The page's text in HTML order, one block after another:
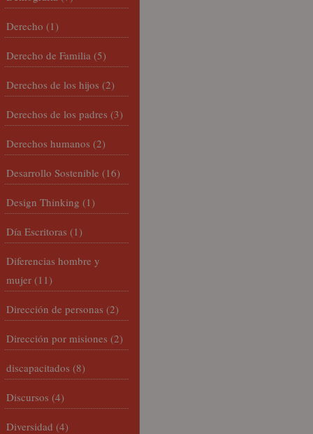
Derecho (1)
Derecho de Familia (5)
Derechos de los hijos (2)
Derechos de los padres (3)
Derechos humanos (2)
Desarrollo Sostenible (16)
Design Thinking (1)
Día Escritoras (1)
Diferencias hombre y
mujer (11)
Dirección de personas (2)
Dirección por misiones (2)
discapacitados (8)
Discursos (4)
Diversidad (4)